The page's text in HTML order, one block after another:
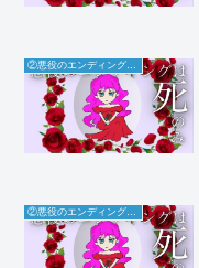
②悪役のエンディングは死のみ